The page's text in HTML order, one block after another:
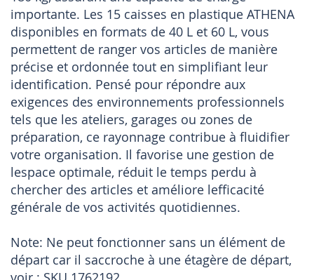
importante. Les 15 caisses en plastique ATHENA
disponibles en formats de 40 L et 60 L, vous
permettent de ranger vos articles de manière
précise et ordonnée tout en simplifiant leur
identification. Pensé pour répondre aux
exigences des environnements professionnels
tels que les ateliers, garages ou zones de
préparation, ce rayonnage contribue à fluidifier
votre organisation. Il favorise une gestion de
lespace optimale, réduit le temps perdu à
chercher des articles et améliore lefficacité
générale de vos activités quotidiennes.
Note: Ne peut fonctionner sans un élément de
départ car il saccroche à une étagère de départ,